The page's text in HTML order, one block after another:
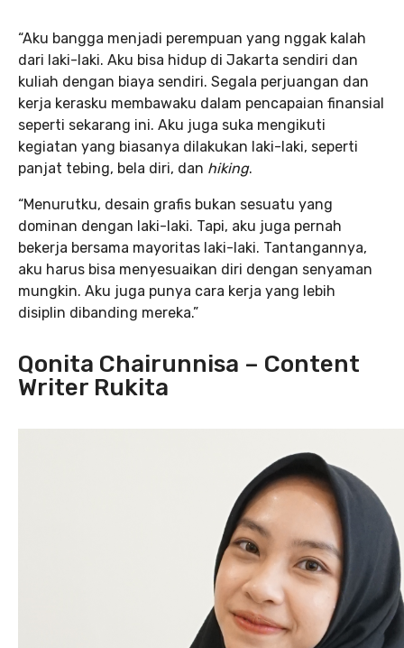
“Aku bangga menjadi perempuan yang nggak kalah
dari laki-laki. Aku bisa hidup di Jakarta sendiri dan
kuliah dengan biaya sendiri. Segala perjuangan dan
kerja kerasku membawaku dalam pencapaian finansial
seperti sekarang ini. Aku juga suka mengikuti
kegiatan yang biasanya dilakukan laki-laki, seperti
panjat tebing, bela diri, dan hiking.
“Menurutku, desain grafis bukan sesuatu yang
dominan dengan laki-laki. Tapi, aku juga pernah
bekerja bersama mayoritas laki-laki. Tantangannya,
aku harus bisa menyesuaikan diri dengan senyaman
mungkin. Aku juga punya cara kerja yang lebih
disiplin dibanding mereka.”
Qonita Chairunnisa – Content
Writer Rukita